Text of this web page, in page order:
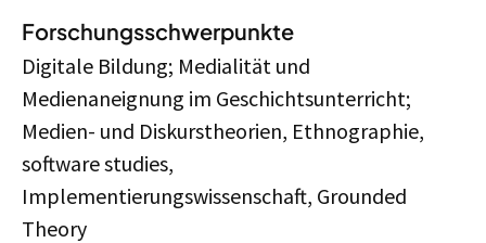
Forschungsschwerpunkte
Digitale Bildung; Medialität und
Medienaneignung im Geschichtsunterricht;
Medien- und Diskurstheorien, Ethnographie,
software studies,
Implementierungswissenschaft, Grounded
Theory